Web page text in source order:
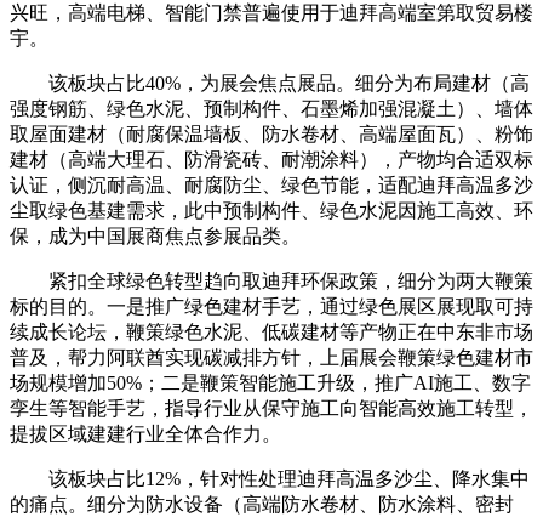
兴旺，高端电梯、智能门禁普遍使用于迪拜高端室第取贸易楼
宇。
该板块占比40%，为展会焦点展品。细分为布局建材（高
强度钢筋、绿色水泥、预制构件、石墨烯加强混凝土）、墙体
取屋面建材（耐腐保温墙板、防水卷材、高端屋面瓦）、粉饰
建材（高端大理石、防滑瓷砖、耐潮涂料），产物均合适双标
认证，侧沉耐高温、耐腐防尘、绿色节能，适配迪拜高温多沙
尘取绿色基建需求，此中预制构件、绿色水泥因施工高效、环
保，成为中国展商焦点参展品类。
紧扣全球绿色转型趋向取迪拜环保政策，细分为两大鞭策
标的目的。一是推广绿色建材手艺，通过绿色展区展现取可持
续成长论坛，鞭策绿色水泥、低碳建材等产物正在中东非市场
普及，帮力阿联酋实现碳减排方针，上届展会鞭策绿色建材市
场规模增加50%；二是鞭策智能施工升级，推广AI施工、数字
孪生等智能手艺，指导行业从保守施工向智能高效施工转型，
提拔区域建建行业全体合作力。
该板块占比12%，针对性处理迪拜高温多沙尘、降水集中
的痛点。细分为防水设备（高端防水卷材、防水涂料、密封